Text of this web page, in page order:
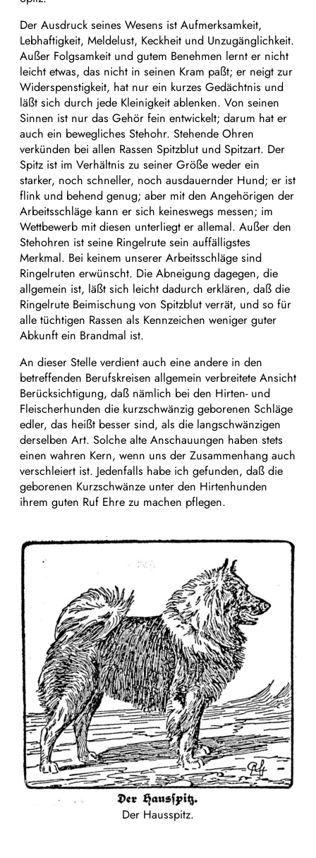
Der Ausdruck seines Wesens ist Aufmerksamkeit,
Lebhaftigkeit, Meldelust, Keckheit und Unzugänglichkeit.
Außer Folgsamkeit und gutem Benehmen lernt er nicht
leicht etwas, das nicht in seinen Kram paßt; er neigt zur
Widerspenstigkeit, hat nur ein kurzes Gedächtnis und
läßt sich durch jede Kleinigkeit ablenken. Von seinen
Sinnen ist nur das Gehör fein entwickelt; darum hat er
auch ein bewegliches Stehohr. Stehende Ohren
verkünden bei allen Rassen Spitzblut und Spitzart. Der
Spitz ist im Verhältnis zu seiner Größe weder ein
starker, noch schneller, noch ausdauernder Hund; er ist
flink und behend genug; aber mit den Angehörigen der
Arbeitsschläge kann er sich keineswegs messen; im
Wettbewerb mit diesen unterliegt er allemal. Außer den
Stehohren ist seine Ringelrute sein auffälligstes
Merkmal. Bei keinem unserer Arbeitsschläge sind
Ringelruten erwünscht. Die Abneigung dagegen, die
allgemein ist, läßt sich leicht dadurch erklären, daß die
Ringelrute Beimischung von Spitzblut verrät, und so für
alle tüchtigen Rassen als Kennzeichen weniger guter
Abkunft ein Brandmal ist.
An dieser Stelle verdient auch eine andere in den
betreffenden Berufskreisen allgemein verbreitete Ansicht
Berücksichtigung, daß nämlich bei den Hirten- und
Fleischerhunden die kurzschwänzig geborenen Schläge
edler, das heißt besser sind, als die langschwänzigen
derselben Art. Solche alte Anschauungen haben stets
einen wahren Kern, wenn uns der Zusammenhang auch
verschleiert ist. Jedenfalls habe ich gefunden, daß die
geborenen Kurzschwänze unter den Hirtenhunden
ihrem guten Ruf Ehre zu machen pflegen.
Der Hausspitz.